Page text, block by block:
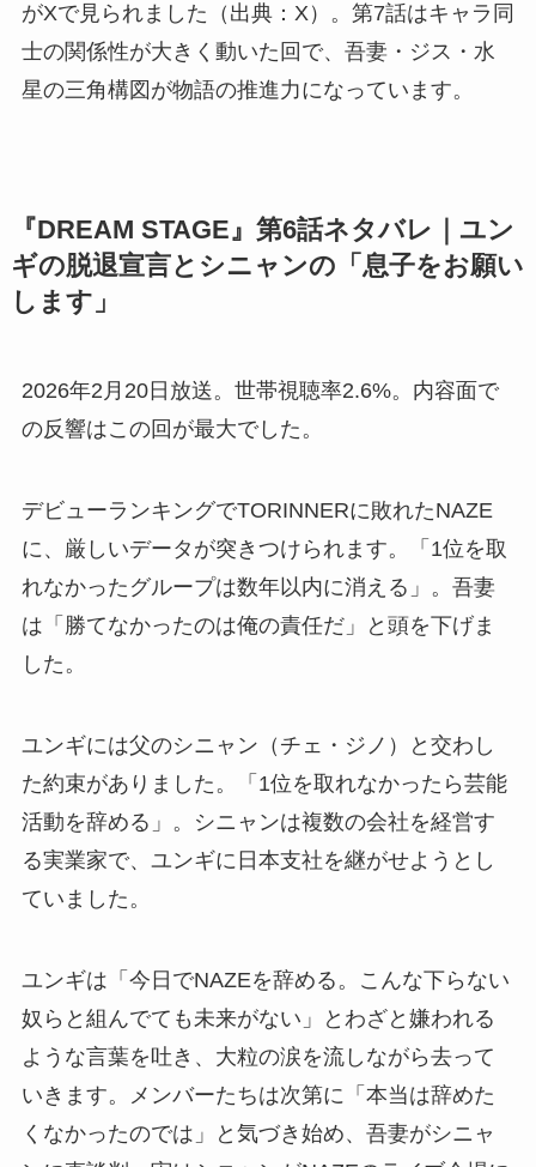
がXで見られました（出典：X）。第7話はキャラ同
士の関係性が大きく動いた回で、吾妻・ジス・水
星の三角構図が物語の推進力になっています。
『DREAM STAGE』第6話ネタバレ｜ユン
ギの脱退宣言とシニャンの「息子をお願い
します」
2026年2月20日放送。世帯視聴率2.6%。内容面で
の反響はこの回が最大でした。
デビューランキングでTORINNERに敗れたNAZE
に、厳しいデータが突きつけられます。「1位を取
れなかったグループは数年以内に消える」。吾妻
は「勝てなかったのは俺の責任だ」と頭を下げま
した。
ユンギには父のシニャン（チェ・ジノ）と交わし
た約束がありました。「1位を取れなかったら芸能
活動を辞める」。シニャンは複数の会社を経営す
る実業家で、ユンギに日本支社を継がせようとし
ていました。
ユンギは「今日でNAZEを辞める。こんな下らない
奴らと組んでても未来がない」とわざと嫌われる
ような言葉を吐き、大粒の涙を流しながら去って
いきます。メンバーたちは次第に「本当は辞めた
くなかったのでは」と気づき始め、吾妻がシニャ